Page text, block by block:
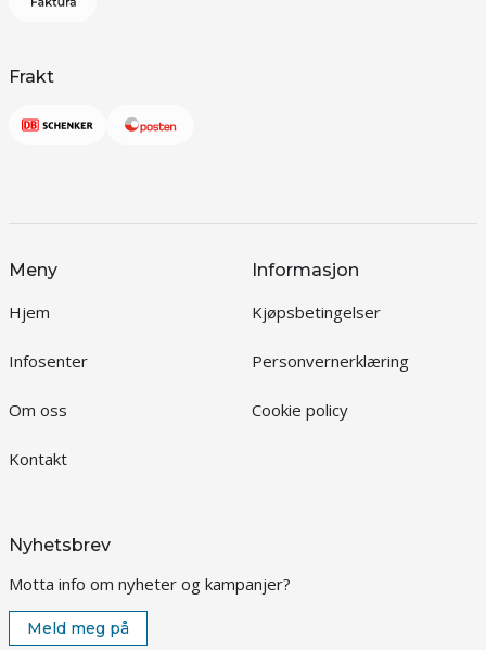
Frakt
Meny
Hjem
Infosenter
Om oss
Kontakt
Informasjon
Kjøpsbetingelser
Personvernerklæring
Cookie policy
Nyhetsbrev
Motta info om nyheter og kampanjer?
Meld meg på